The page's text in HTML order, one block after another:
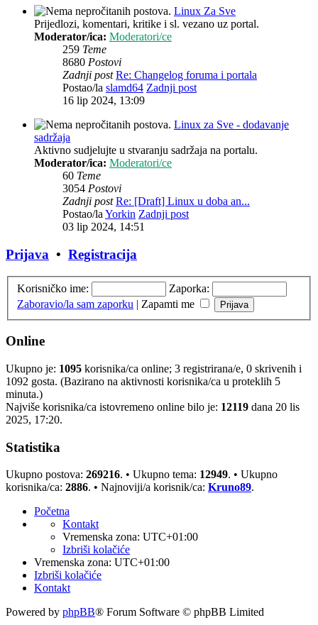
Linux Za Sve
Prijedlozi, komentari, kritike i sl. vezano uz portal.
Moderator/ica: Moderatori/ce
259 Teme
8680 Postovi
Zadnji post Re: Changelog foruma i portala
Postao/la slamd64 Zadnji post
16 lip 2024, 13:09
Linux za Sve - dodavanje
sadržaja
Aktivno sudjelujte u stvaranju sadržaja na portalu.
Moderator/ica: Moderatori/ce
60 Teme
3054 Postovi
Zadnji post Re: [Draft] Linux u doba an...
Postao/laYorkin Zadnji post
03 lip 2024, 14:51
Prijava • Registracija
Korisničko ime:
Zaporka:
Zaboravio/la sam zaporku | Zapamti me
Online
Ukupno je: 1095 korisnika/ca online; 3 registrirana/e, 0 skrivenih i
1092 gosta. (Bazirano na aktivnosti korisnika/ca u proteklih 5
minuta.)
Najviše korisnika/ca istovremeno online bilo je: 12119 dana 20 lis
2025, 17:20.
Statistika
Ukupno postova: 269216. • Ukupno tema: 12949. • Ukupno
korisnika/ca: 2886. • Najnoviji/a korisnik/ca: Kruno89.
Početna
Kontakt
Vremenska zona: UTC+01:00
Izbriši kolačiće
Vremenska zona: UTC+01:00
Izbriši kolačiće
Kontakt
Powered by phpBB® Forum Software © phpBB Limited